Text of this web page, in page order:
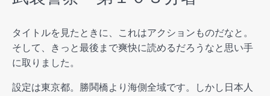
タイトルを見たときに、これはアクションものだなと。
そして、きっと最後まで爽快に読めるだろうなと思い手
に取りました。
設定は東京都。勝鬨橋より海側全域です。しかし日本人